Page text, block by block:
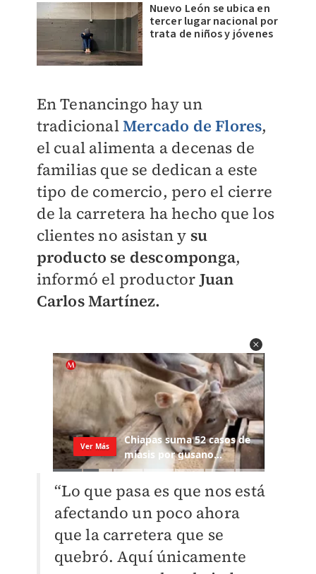
Nuevo León se ubica en
tercer lugar nacional por
trata de niños y jóvenes
En Tenancingo hay un
tradicionalMercado de Flores,
el cual alimenta a decenas de
familias que se dedican a este
tipo de comercio, pero el cierre
de la carretera ha hecho que los
clientes no asistan y su
producto se descomponga,
informó el productor Juan
Carlos Martínez.
“Lo que pasa es que nos está
afectando un poco ahora
que la carretera que se
quebró. Aquí únicamente